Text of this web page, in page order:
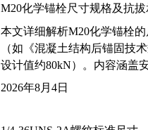
M20化学锚栓尺寸规格及抗
本文详细解析M20化学锚栓
（如《混凝土结构后锚固技
设计值约80kN）。内容涵盖
2026年8月4日